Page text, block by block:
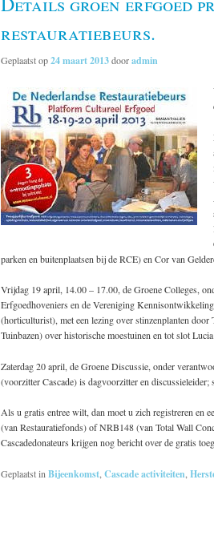
restauratiebeurs.
Geplaatst op24 maart 2013dooradmin
parken en buitenplaatsen bij de RCE) en Cor van
Vrijdag 19 april, 14.00 – 17.00, de Groene Colleges,
Erfgoedhoveniers en de Vereniging
(horticulturist), met een lezing over stinzenplanten
Tuinbazen) over historische moestuinen en tot slot
Zaterdag 20 april, de Groene Discussie, onder
(voorzitter Cascade) is dagvoorzitter en
Als u gratis entree wilt, dan moet u zich registreren en
(van Restauratiefonds) of NRB148 (van Total Wall
Cascadedonateurs krijgen nog bericht over de gratis
Geplaatst in Bijeenkomst Cascade activiteiten